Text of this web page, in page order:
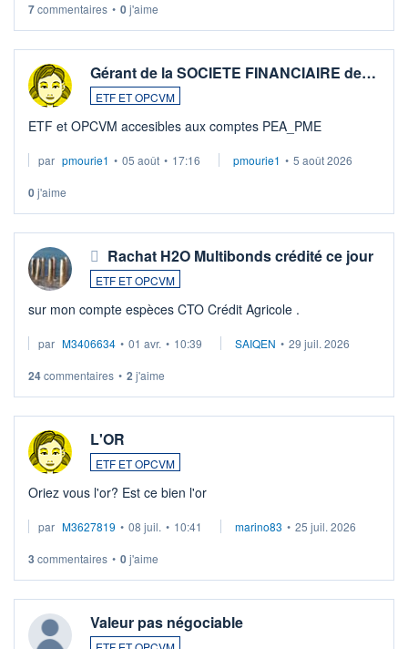
7commentaires • 0j'aime
Gérant de la SOCIETE FINANCIAIRE de…
ETF ET OPCVM
ETF et OPCVM accesibles aux comptes PEA_PME
par pmourie1 • 05 août • 17:16 pmourie1 • 5 août 2026
0j'aime
Rachat H2O Multibonds crédité ce jour
ETF ET OPCVM
sur mon compte espèces CTO Crédit Agricole .
par M3406634 • 01 avr. • 10:39 SAIQEN • 29 juil. 2026
24commentaires • 2 j'aime
L'OR
ETF ET OPCVM
Oriez vous l'or? Est ce bien l'or
par M3627819 • 08 juil. • 10:41 marino83 • 25 juil. 2026
3 commentaires • 0j'aime
Valeur pas négociable